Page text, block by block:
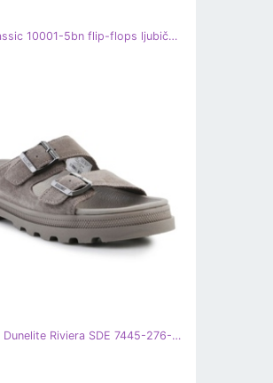
Crocs Classic 10001-5bn flip-flops ljubičasta
Palladium Dunelite Riviera SDE 7445-276-M siva